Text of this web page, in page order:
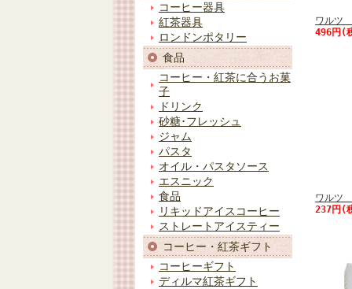
コーヒー器具
紅茶器具
ロンドンポタリー
食品
コーヒー・紅茶に合うお菓
子
ドリンク
砂糖･フレッシュ
ジャム
パスタ
オイル・パスタソース
エスニック
食品
リキッドアイスコーヒー
ストレートアイスティー
コーヒー・紅茶ギフト
コーヒーギフト
ディルマ紅茶ギフト
ワルツ
496円(
ワルツ
237円(